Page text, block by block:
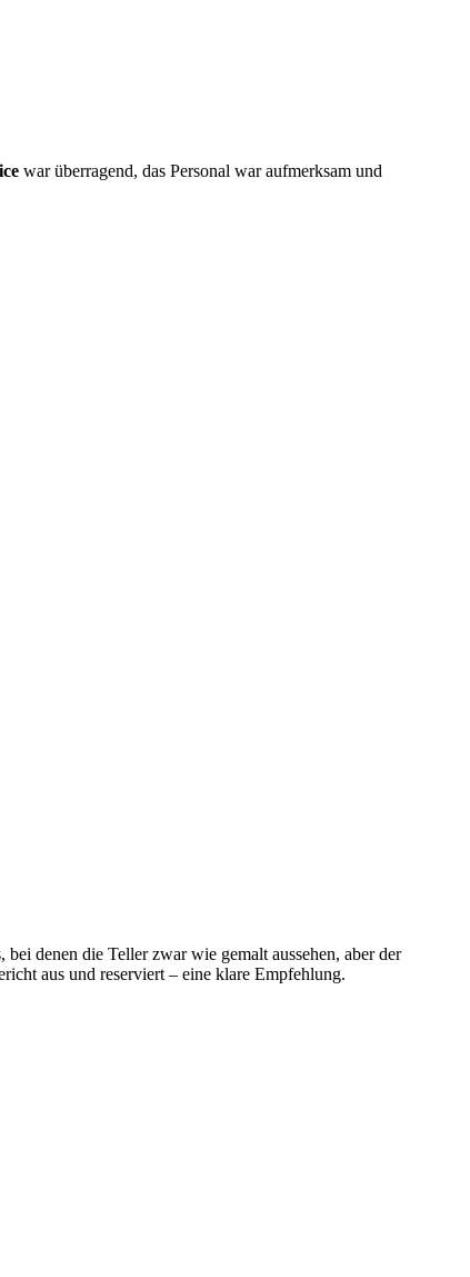
war überragend, das Personal war aufmerksam und
denen die Teller zwar wie gemalt aussehen, aber der
aus und reserviert – eine klare Empfehlung.